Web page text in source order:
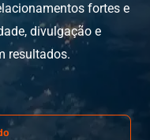
fortes e
divulgação e
resultados.